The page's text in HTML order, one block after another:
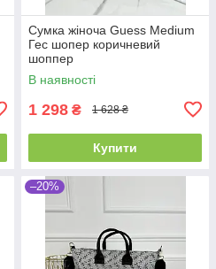
Сумка жіноча Guess Medium
Гес шопер коричневий
шоппер
В наявності
1 298 ₴ 1 628 ₴
Купити
–20%